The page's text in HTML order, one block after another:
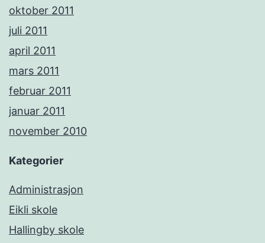
oktober 2011
juli 2011
april 2011
mars 2011
februar 2011
januar 2011
november 2010
Kategorier
Administrasjon
Eikli skole
Hallingby skole